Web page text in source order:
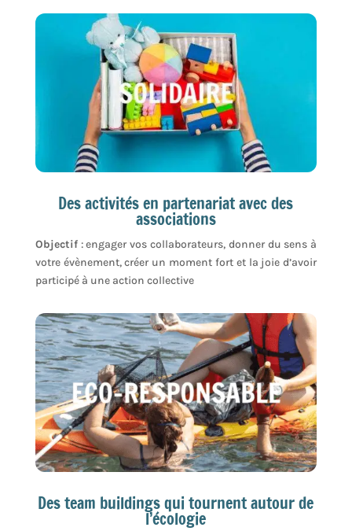
Des activités en partenariat avec des
associations
Objectif: engager vos collaborateurs, donner du sens à
votre évènement, créer un moment fort et la joie d’avoir
participé à une action collective
Des team buildings qui tournent autour de
l’écologie